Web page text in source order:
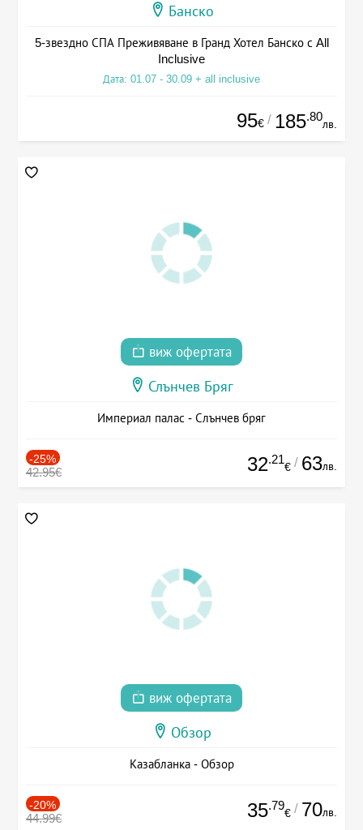
Банско
5-звездно СПА Преживяване в Гранд Хотел Банско с All
Inclusive
Дата: 01.07 - 30.09 + all inclusive
95€ / 185.80
лв.
виж офертата
Слънчев Бряг
Империал палас - Слънчев бряг
-25%
42.95€ 32.21
€ / 63лв.
виж офертата
Обзор
Казабланка - Обзор
-20%
44.99€ 35.79
€ / 70лв.